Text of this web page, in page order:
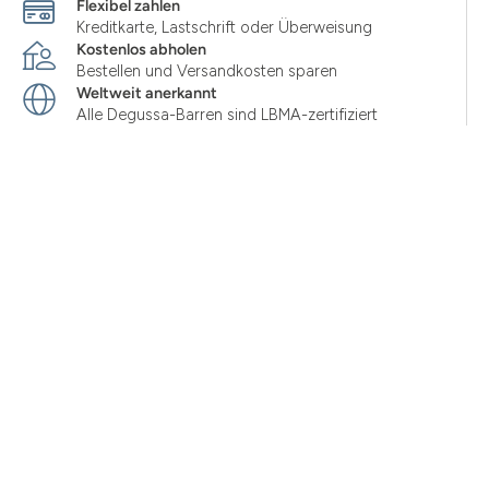
Flexibel zahlen
Kreditkarte, Lastschrift oder Überweisung
Kostenlos abholen
Bestellen und Versandkosten sparen
Weltweit anerkannt
Alle Degussa-Barren sind LBMA-zertifiziert